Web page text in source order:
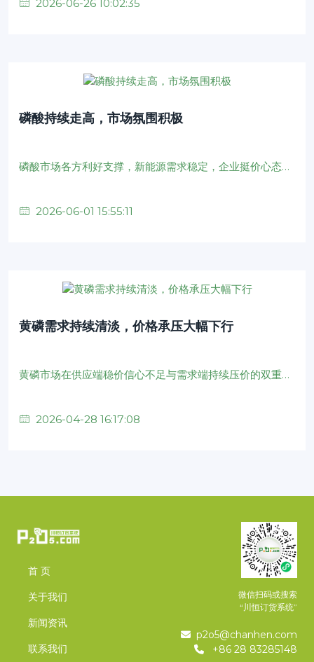
2026-06-26 10:02:35
磷酸持续走高，市场氛围积极
磷酸市场各方利好支撑，新能源需求稳定，企业挺价心态强烈，主发运订单，市场低价货源难寻，价格重心大幅上移
2026-06-01 15:55:11
黄磷需求持续清淡，价格承压大幅下行
黄磷市场在供应端稳价信心不足与需求端持续压价的双重压力下，市场低端价格不断被打破，价格重心持续承压下行。下游企业虽有少量节前备货计划，但整体看空情绪较浓，部分企业延迟采购，部分企业入市压价询单，需求持续利空黄磷价格商谈。
2026-04-28 16:17:08
首 页
关于我们
新闻资讯
联系我们
微信扫码或搜索
“川恒订货系统”
p2o5@chanhen.com
+86 28 83285148